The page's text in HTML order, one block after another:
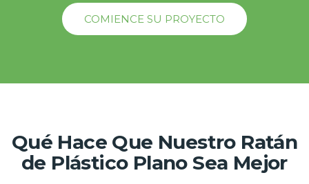
COMIENCE SU PROYECTO
Qué Hace Que Nuestro Ratán
de Plástico Plano Sea Mejor